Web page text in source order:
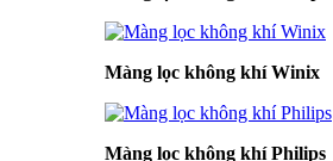
Màng lọc không khí Winix
Màng lọc không khí Philips